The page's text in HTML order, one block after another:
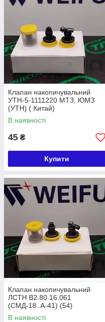
Клапан накопичувальний
УТН-5-1111220 МТЗ, ЮМЗ
(УТН) ( Китай)
В наявності
45 ₴
Купити
Клапан накопичувальний
ЛСТН В2.80.16.061
(СМД-18..А-41) (54)
В наявності